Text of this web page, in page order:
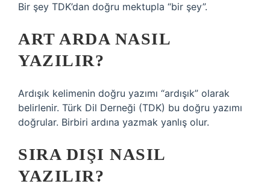
Bir şey TDK’dan doğru mektupla “bir şey”.
ART ARDA NASIL
YAZILIR?
Ardışık kelimenin doğru yazımı “ardışık” olarak
belirlenir. Türk Dil Derneği (TDK) bu doğru yazımı
doğrular. Birbiri ardına yazmak yanlış olur.
SIRA DIŞI NASIL
YAZILIR?